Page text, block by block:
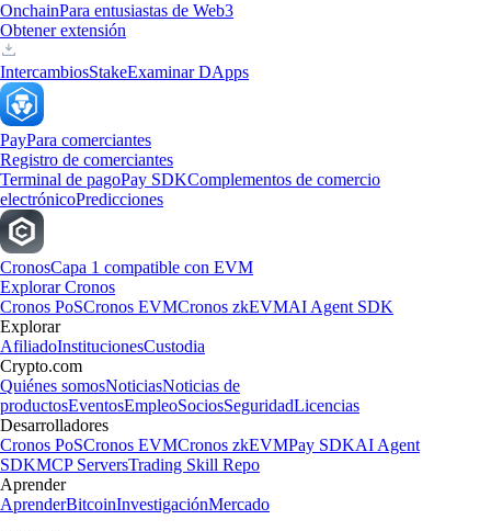
OnchainPara entusiastas de Web3
Obtener extensión
IntercambiosStakeExaminar DApps
PayPara comerciantes
Registro de comerciantes
Terminal de pagoPay SDKComplementos de comercio
electrónicoPredicciones
CronosCapa 1 compatible con EVM
Explorar Cronos
Cronos PoSCronos EVMCronos zkEVMAI Agent SDK
Explorar
AfiliadoInstitucionesCustodia
Crypto.com
Quiénes somosNoticiasNoticias de
productosEventosEmpleoSociosSeguridadLicencias
Desarrolladores
Cronos PoSCronos EVMCronos zkEVMPay SDKAI Agent
SDKMCP ServersTrading Skill Repo
Aprender
AprenderBitcoinInvestigaciónMercado